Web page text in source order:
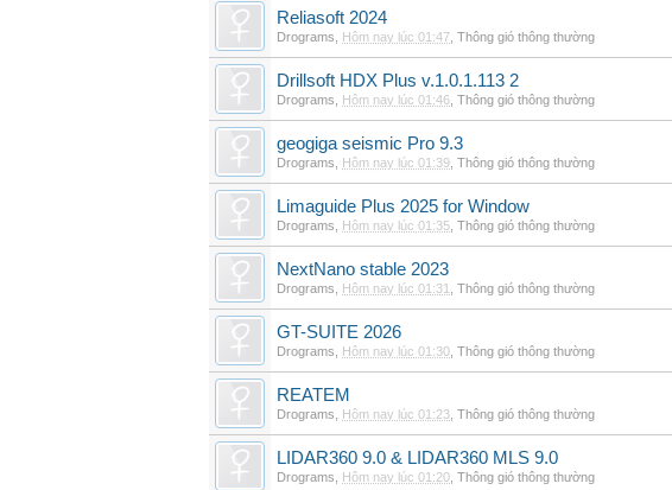
Reliasoft 2024
Drograms Hôm nay lúc 01:47 Thông gió thông thường
Drillsoft HDX Plus v.1.0.1.113 2
Drograms Hôm nay lúc 01:46 Thông gió thông thường
geogiga seismic Pro 9.3
Drograms Hôm nay lúc 01:39 Thông gió thông thường
Limaguide Plus 2025 for Window
Drograms Hôm nay lúc 01:35 Thông gió thông thường
NextNano stable 2023
Drograms Hôm nay lúc 01:31 Thông gió thông thường
GT-SUITE 2026
Drograms Hôm nay lúc 01:30 Thông gió thông thường
REATEM
Drograms Hôm nay lúc 01:23 Thông gió thông thường
LIDAR360 9.0 & LIDAR360 MLS 9.0
Drograms Hôm nay lúc 01:20 Thông gió thông thường